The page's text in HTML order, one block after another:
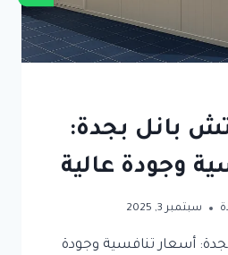
بانل بجدة:
وجودة عالية
سبتمبر 3, 2025
أسعار تنافسية وجودة